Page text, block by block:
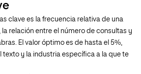
clave es la frecuencia relativa de una
la relación entre el número de consultas y
El valor óptimo es de hasta el 5%,
texto y la industria específica a la que te